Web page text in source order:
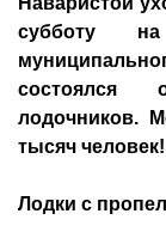
субботу на
состоялся
лодочников.
тысяч человек!
Лодки с